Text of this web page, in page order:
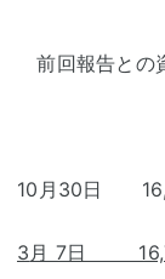
前回報告との
10月30日
3 月 7日